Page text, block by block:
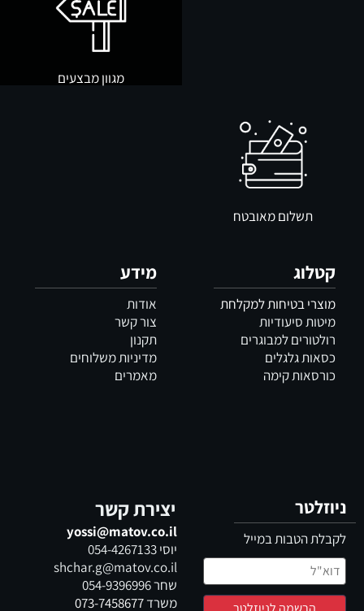
מגוון מבצעים
תשלום מאובטח
קטלוג
מוצרי בטיחות למקלחת
מיטות סיעודיות
רולטורים למבוגרים
כסאות גלגלים
כורסאות קימה
מידע
אודות
צור קשר
תקנון
מדיניות משלוחים
מאמרים
ניוזלטר
לקבלת הטבות במייל
יצירת קשר
yossi@matov.co.il
יוסי054-4267133
shchar.g@matov.co.il
שחר054-9396996
משרד073-7458677